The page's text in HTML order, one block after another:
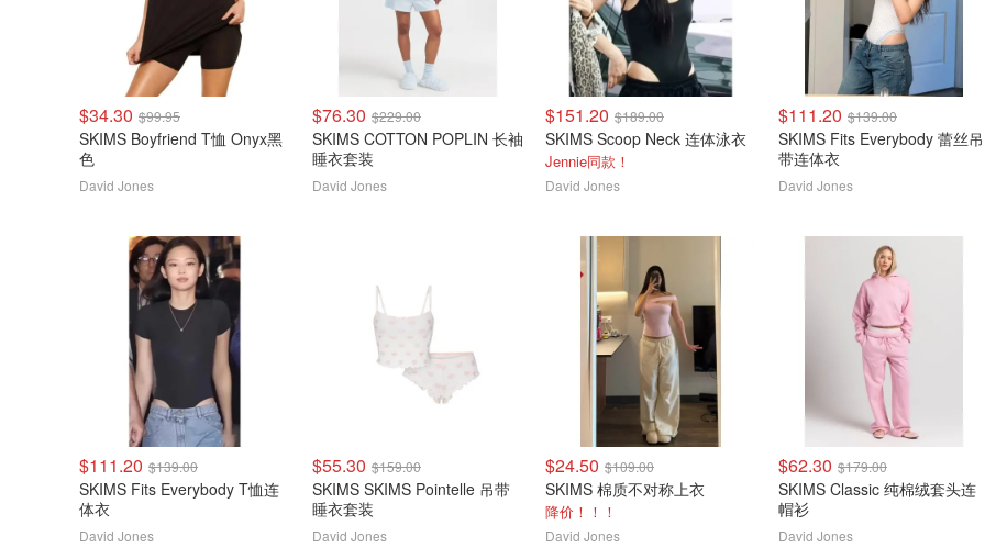
$34.30 $99.95
SKIMS Boyfriend T恤 Onyx黑
色
David Jones
$76.30 $229.00
SKIMS COTTON POPLIN 长袖
睡衣套装
David Jones
$151.20 $189.00
SKIMS Scoop Neck 连体泳衣
Jennie同款！
David Jones
$111.20 $139.00
SKIMS Fits Everybody 蕾丝吊
带连体衣
David Jones
$111.20 $139.00
SKIMS Fits Everybody T恤连
体衣
David Jones
$55.30 $159.00
SKIMS SKIMS Pointelle 吊带
睡衣套装
David Jones
$24.50 $109.00
SKIMS 棉质不对称上衣
降价！！！
David Jones
$62.30 $179.00
SKIMS Classic 纯棉绒套头连
帽衫
David Jones